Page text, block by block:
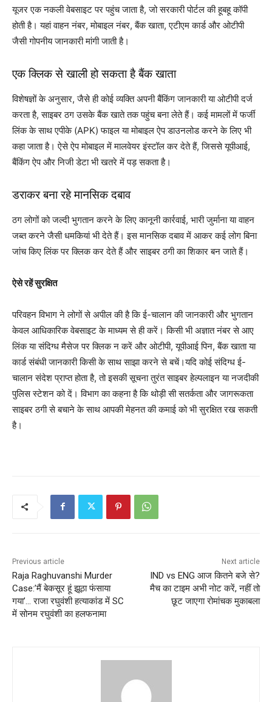
यूजर एक नकली वेबसाइट पर पहुंच जाता है, जो सरकारी पोर्टल की हूबहू कॉपी
होती है। यहां वाहन नंबर, मोबाइल नंबर, बैंक खाता, एटीएम कार्ड और ओटीपी
जैसी गोपनीय जानकारी मांगी जाती है।
एक क्लिक से खाली हो सकता है बैंक खाता
विशेषज्ञों के अनुसार, जैसे ही कोई व्यक्ति अपनी बैंकिंग जानकारी या ओटीपी दर्ज
करता है, साइबर ठग उसके बैंक खाते तक पहुंच बना लेते हैं। कई मामलों में फर्जी
लिंक के साथ एपीके (APK) फाइल या मोबाइल ऐप डाउनलोड करने के लिए भी
कहा जाता है। ऐसे ऐप मोबाइल में मालवेयर इंस्टॉल कर देते हैं, जिससे यूपीआई,
बैंकिंग ऐप और निजी डेटा भी खतरे में पड़ सकता है।
डराकर बना रहे मानसिक दबाव
ठग लोगों को जल्दी भुगतान करने के लिए कानूनी कार्रवाई, भारी जुर्माना या वाहन
जब्त करने जैसी धमकियां भी देते हैं। इस मानसिक दबाव में आकर कई लोग बिना
जांच किए लिंक पर क्लिक कर देते हैं और साइबर ठगी का शिकार बन जाते हैं।
ऐसे रहें सुरक्षित
परिवहन विभाग ने लोगों से अपील की है कि ई-चालान की जानकारी और भुगतान
केवल आधिकारिक वेबसाइट के माध्यम से ही करें। किसी भी अज्ञात नंबर से आए
लिंक या संदिग्ध मैसेज पर क्लिक न करें और ओटीपी, यूपीआई पिन, बैंक खाता या
कार्ड संबंधी जानकारी किसी के साथ साझा करने से बचें।यदि कोई संदिग्ध ई-
चालान संदेश प्राप्त होता है, तो इसकी सूचना तुरंत साइबर हेल्पलाइन या नजदीकी
पुलिस स्टेशन को दें। विभाग का कहना है कि थोड़ी सी सतर्कता और जागरूकता
साइबर ठगी से बचाने के साथ आपकी मेहनत की कमाई को भी सुरक्षित रख सकती
है।
Previous article
Raja Raghuvanshi Murder
Case:’मैं बेकसूर हूं झूठा फंसाया
गया’… राजा रघुवंशी हत्याकांड में SC
में सोनम रघुवंशी का हलफनामा
Next article
IND vs ENG आज कितने बजे से?
मैच का टाइम अभी नोट करें, नहीं तो
छूट जाएगा रोमांचक मुकाबला